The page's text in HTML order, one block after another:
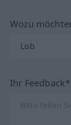
Wozu
Ihr Feedback*